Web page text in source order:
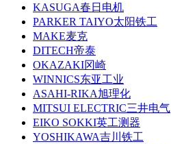
KASUGA春日电机
PARKER TAIYO太阳铁工
MAKE麦克
DITECH帝泰
OKAZAKI冈崎
WINNICS东亚工业
ASAHI-RIKA旭理化
MITSUI ELECTRIC三井电气
EIKO SOKKI英工测器
YOSHIKAWA吉川铁工